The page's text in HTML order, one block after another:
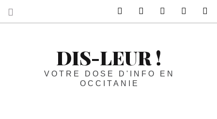
DIS-LEUR !
VOTRE DOSE D'INFO EN
OCCITANIE